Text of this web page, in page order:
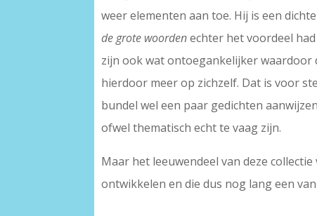
weer elementen aan toe. Hij is een
de grote woordenechter het voordeel
zijn ook wat ontoegankelijker waardoor
hierdoor meer op zichzelf. Dat is voor
bundel wel een paar gedichten
ofwel thematisch echt te vaag zijn.
Maar het leeuwendeel van deze
ontwikkelen en die dus nog lang een